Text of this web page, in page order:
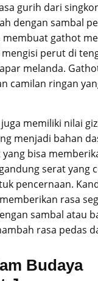
gurih dari
dengan sambal
gathot
perut di
melanda.
camilan ringan
memiliki nilai
menjadi bahan
bisa
serat yang
pencernaan.
rasa
sambal atau
rasa pedas
Budaya